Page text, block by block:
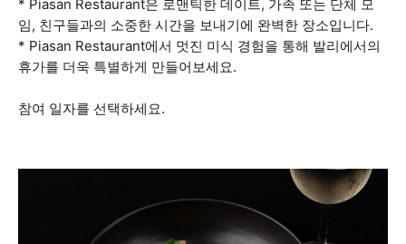
* Piasan Restaurant은 로맨틱한 데이트, 가족 또는 단체 모
임, 친구들과의 소중한 시간을 보내기에 완벽한 장소입니다.
* Piasan Restaurant에서 멋진 미식 경험을 통해 발리에서의
휴가를 더욱 특별하게 만들어보세요.
참여 일자를 선택하세요.